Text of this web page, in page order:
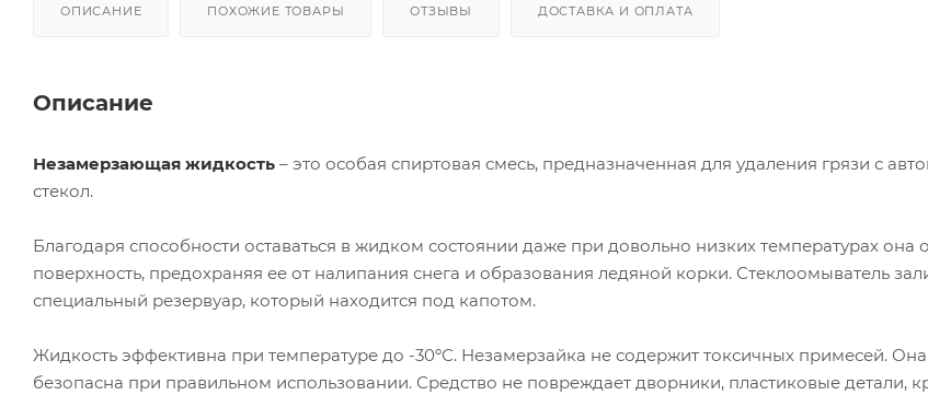
ОПИСАНИЕ ПОХОЖИЕ ТОВАРЫ ОТЗЫВЫ ДОСТАВКА И ОПЛАТА
Описание
Незамерзающая жидкость – это особая спиртовая смесь, предназначенная для удаления грязи с
стекол.
Благодаря способности оставаться в жидком состоянии даже при довольно низких температурах она
поверхность, предохраняя ее от налипания снега и образования ледяной корки. Стеклоомыватель
специальный резервуар, который находится под капотом.
Жидкость эффективна при температуре до -30ºС. Незамерзайка не содержит токсичных примесей.
безопасна при правильном использовании. Средство не повреждает дворники, пластиковые детали,